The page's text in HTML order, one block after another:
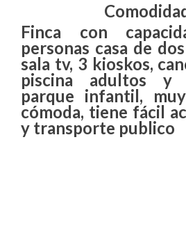
Finca con
personas casa de
sala tv, 3 kioskos,
piscina adultos y
parque infantil,
cómoda, tiene fácil
y transporte publico